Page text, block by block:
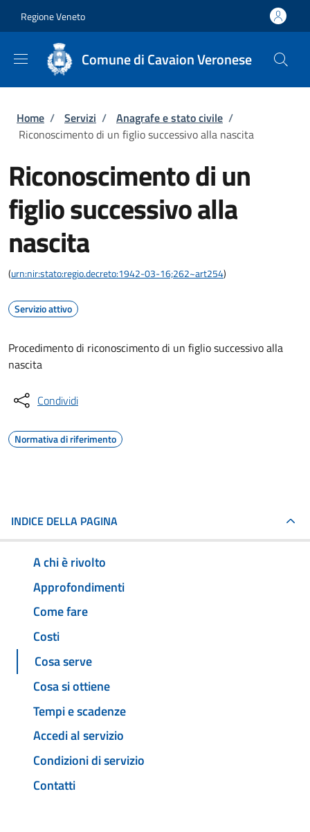
Regione Veneto
Comune di Cavaion Veronese
Briciole di pane
Home / Servizi / Anagrafe e stato civile /
Riconoscimento di un figlio successivo alla nascita
Riconoscimento di un
figlio successivo alla
nascita
(urn:nir:stato:regio.decreto:1942-03-16;262~art254)
Servizio attivo
Procedimento di riconoscimento di un figlio successivo alla
nascita
Condividi
Normativa di riferimento
INDICE DELLA PAGINA
A chi è rivolto
Approfondimenti
Come fare
Costi
Cosa serve
Cosa si ottiene
Tempi e scadenze
Accedi al servizio
Condizioni di servizio
Contatti